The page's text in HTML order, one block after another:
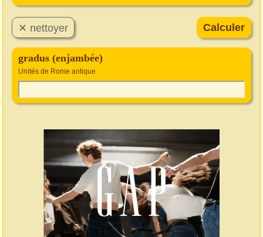
gradus (enjambée)
Unités de Rome antique